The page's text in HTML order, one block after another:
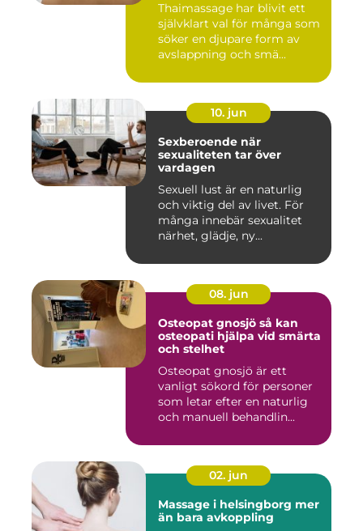
Thaimassage har blivit ett
självklart val för många som
söker en djupare form av
avslappning och smä...
10. jun
Sexberoende när
sexualiteten tar över
vardagen
Sexuell lust är en naturlig
och viktig del av livet. För
många innebär sexualitet
närhet, glädje, ny...
08. jun
Osteopat gnosjö så kan
osteopati hjälpa vid smärta
och stelhet
Osteopat gnosjö är ett
vanligt sökord för personer
som letar efter en naturlig
och manuell behandlin...
02. jun
Massage i helsingborg mer
än bara avkoppling